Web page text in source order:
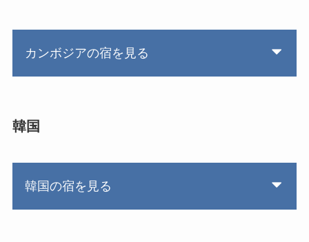
カンボジアの宿を見る
韓国
韓国の宿を見る